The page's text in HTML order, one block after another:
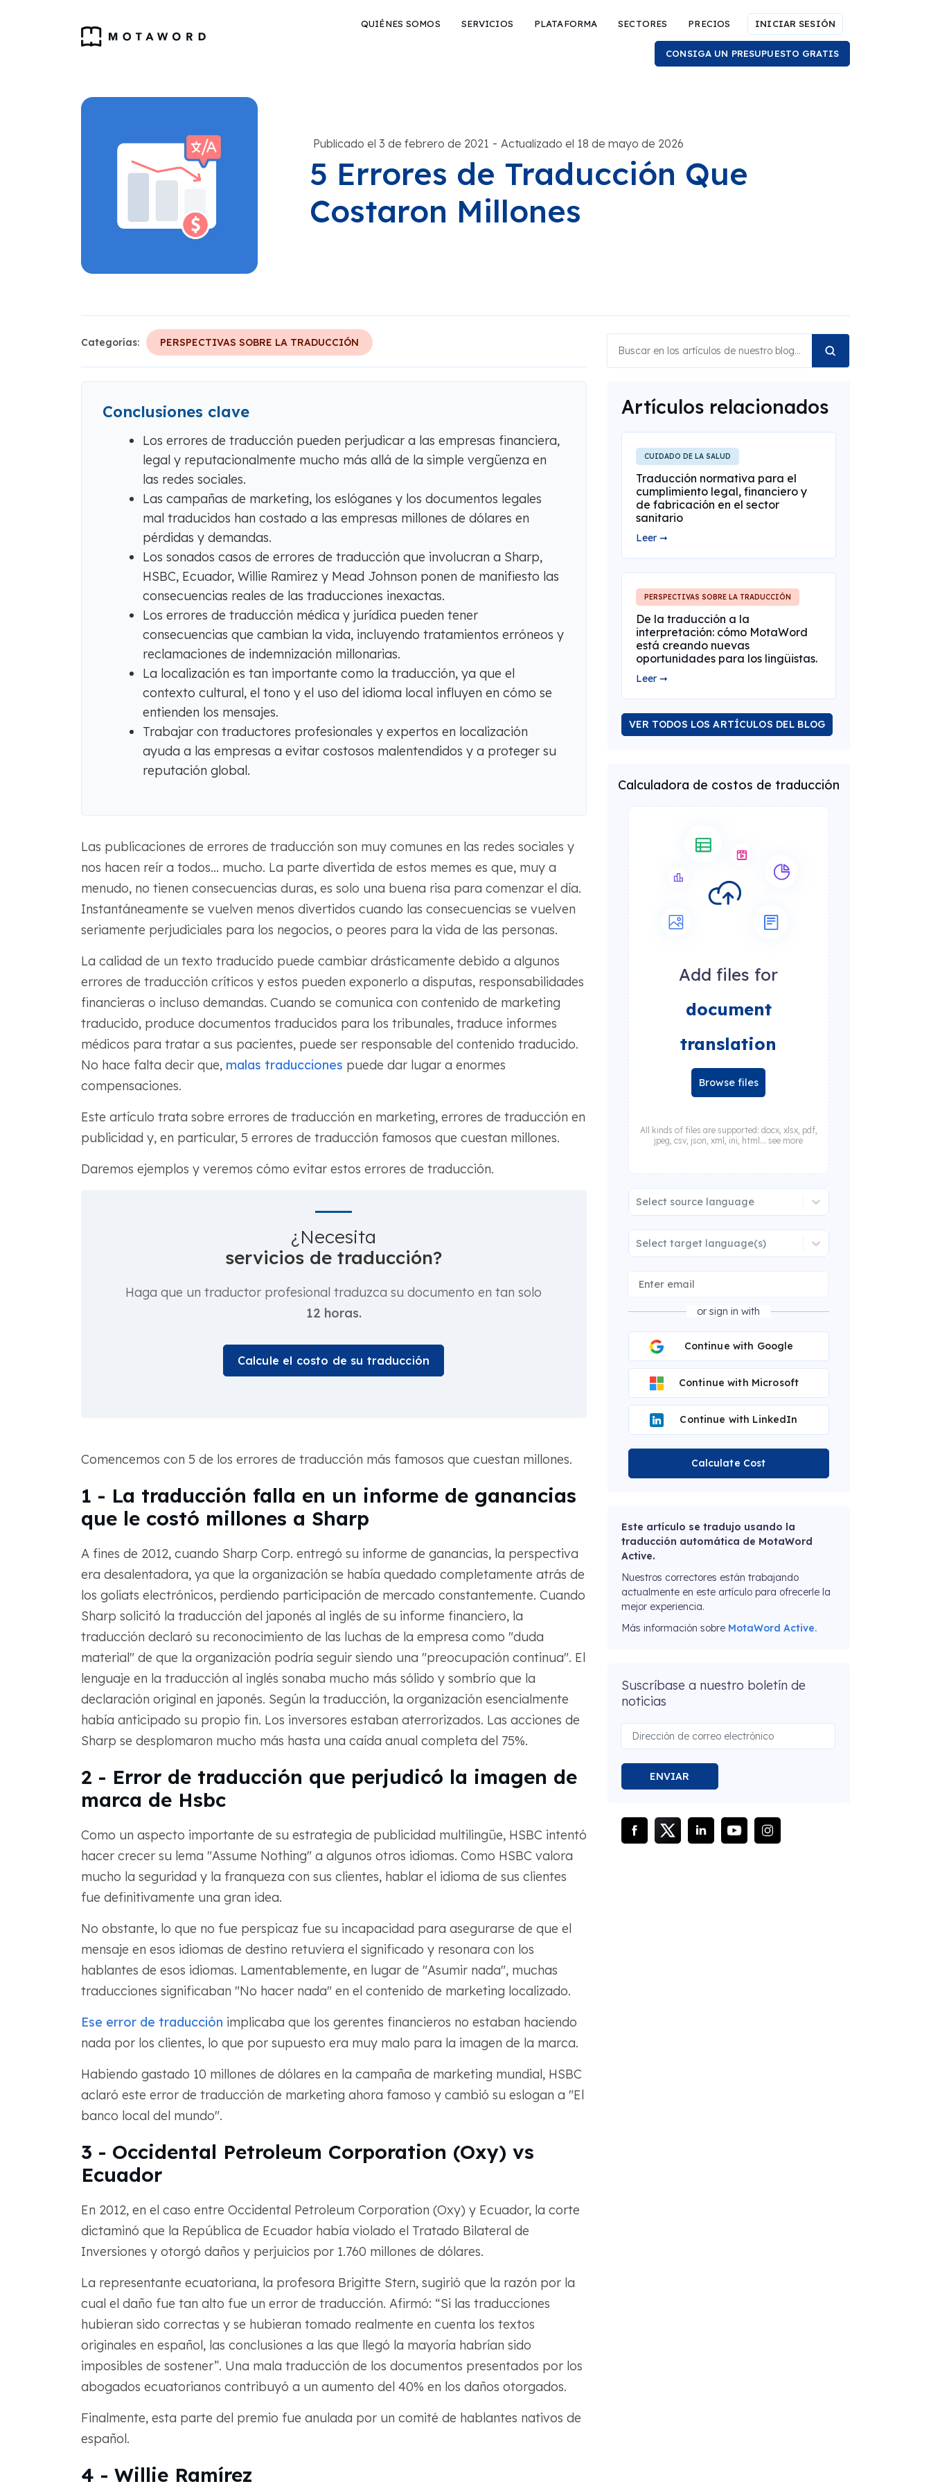
QUIÉNES SOMOS SERVICIOS PLATAFORMA SECTORES PRECIOS INICIAR SESIÓN
CONSIGA UN PRESUPUESTO GRATIS
Publicado el 3 de febrero de 2021 - Actualizado el 18 de mayo de 2026
5 Errores de Traducción Que
Costaron Millones
Categorías: PERSPECTIVAS SOBRE LA TRADUCCIÓN
Conclusiones clave
Los errores de traducción pueden perjudicar a las empresas financiera,
legal y reputacionalmente mucho más allá de la simple vergüenza en
las redes sociales.
Las campañas de marketing, los eslóganes y los documentos legales
mal traducidos han costado a las empresas millones de dólares en
pérdidas y demandas.
Los sonados casos de errores de traducción que involucran a Sharp,
HSBC, Ecuador, Willie Ramirez y Mead Johnson ponen de manifiesto las
consecuencias reales de las traducciones inexactas.
Los errores de traducción médica y jurídica pueden tener
consecuencias que cambian la vida, incluyendo tratamientos erróneos y
reclamaciones de indemnización millonarias.
La localización es tan importante como la traducción, ya que el
contexto cultural, el tono y el uso del idioma local influyen en cómo se
entienden los mensajes.
Trabajar con traductores profesionales y expertos en localización
ayuda a las empresas a evitar costosos malentendidos y a proteger su
reputación global.
Las publicaciones de errores de traducción son muy comunes en las redes sociales y
nos hacen reír a todos... mucho. La parte divertida de estos memes es que, muy a
menudo, no tienen consecuencias duras, es solo una buena risa para comenzar el día.
Instantáneamente se vuelven menos divertidos cuando las consecuencias se vuelven
seriamente perjudiciales para los negocios, o peores para la vida de las personas.
La calidad de un texto traducido puede cambiar drásticamente debido a algunos
errores de traducción críticos y estos pueden exponerlo a disputas, responsabilidades
financieras o incluso demandas. Cuando se comunica con contenido de marketing
traducido, produce documentos traducidos para los tribunales, traduce informes
médicos para tratar a sus pacientes, puede ser responsable del contenido traducido.
No hace falta decir que,malas traducciones puede dar lugar a enormes
compensaciones.
Este artículo trata sobre errores de traducción en marketing, errores de traducción en
publicidad y, en particular, 5 errores de traducción famosos que cuestan millones.
Daremos ejemplos y veremos cómo evitar estos errores de traducción.
¿Necesita
servicios de traducción?
Haga que un traductor profesional traduzca su documento en tan solo
12 horas.
Calcule el costo de su traducción
Comencemos con 5 de los errores de traducción más famosos que cuestan millones.
1 - La traducción falla en un informe de ganancias
que le costó millones a Sharp
A fines de 2012, cuando Sharp Corp. entregó su informe de ganancias, la perspectiva
era desalentadora, ya que la organización se había quedado completamente atrás de
los goliats electrónicos, perdiendo participación de mercado constantemente. Cuando
Sharp solicitó la traducción del japonés al inglés de su informe financiero, la
traducción declaró su reconocimiento de las luchas de la empresa como "duda
material" de que la organización podría seguir siendo una "preocupación continua". El
lenguaje en la traducción al inglés sonaba mucho más sólido y sombrío que la
declaración original en japonés. Según la traducción, la organización esencialmente
había anticipado su propio fin. Los inversores estaban aterrorizados. Las acciones de
Sharp se desplomaron mucho más hasta una caída anual completa del 75%.
2 - Error de traducción que perjudicó la imagen de
marca de Hsbc
Como un aspecto importante de su estrategia de publicidad multilingüe, HSBC intentó
hacer crecer su lema "Assume Nothing" a algunos otros idiomas. Como HSBC valora
mucho la seguridad y la franqueza con sus clientes, hablar el idioma de sus clientes
fue definitivamente una gran idea.
No obstante, lo que no fue perspicaz fue su incapacidad para asegurarse de que el
mensaje en esos idiomas de destino retuviera el significado y resonara con los
hablantes de esos idiomas. Lamentablemente, en lugar de "Asumir nada", muchas
traducciones significaban "No hacer nada" en el contenido de marketing localizado.
Ese error de traducción implicaba que los gerentes financieros no estaban haciendo
nada por los clientes, lo que por supuesto era muy malo para la imagen de la marca.
Habiendo gastado 10 millones de dólares en la campaña de marketing mundial, HSBC
aclaró este error de traducción de marketing ahora famoso y cambió su eslogan a "El
banco local del mundo".
3 - Occidental Petroleum Corporation (Oxy) vs
Ecuador
En 2012, en el caso entre Occidental Petroleum Corporation (Oxy) y Ecuador, la corte
dictaminó que la República de Ecuador había violado el Tratado Bilateral de
Inversiones y otorgó daños y perjuicios por 1.760 millones de dólares.
La representante ecuatoriana, la profesora Brigitte Stern, sugirió que la razón por la
cual el daño fue tan alto fue un error de traducción. Afirmó: “Si las traducciones
hubieran sido correctas y se hubieran tomado realmente en cuenta los textos
originales en español, las conclusiones a las que llegó la mayoría habrían sido
imposibles de sostener”. Una mala traducción de los documentos presentados por los
abogados ecuatorianos contribuyó a un aumento del 40% en los daños otorgados.
Finalmente, esta parte del premio fue anulada por un comité de hablantes nativos de
español.
4 - Willie Ramírez
Artículos relacionados
CUIDADO DE LA SALUD
Traducción normativa para el
cumplimiento legal, financiero y
de fabricación en el sector
sanitario
Leer ➞
PERSPECTIVAS SOBRE LA TRADUCCIÓN
De la traducción a la
interpretación: cómo MotaWord
está creando nuevas
oportunidades para los lingüistas.
Leer ➞
VER TODOS LOS ARTÍCULOS DEL BLOG
Calculadora de costos de traducción
Add files for
document
translation
Browse files
All kinds of files are supported: docx, xlsx, pdf,
jpeg, csv, json, xml, ini, html... see more
Select source language
Select target language(s)
or sign in with
Continue with Google
Continue with Microsoft
Continue with LinkedIn
Calculate Cost
Este artículo se tradujo usando la
traducción automática de MotaWord
Active.
Nuestros correctores están trabajando
actualmente en este artículo para ofrecerle la
mejor experiencia.
Más información sobre MotaWord Active.
Suscríbase a nuestro boletín de
noticias
ENVIAR